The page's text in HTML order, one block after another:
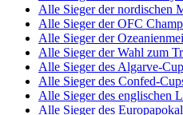
Alle Sieger der nordischen
Alle Sieger der OFC
Alle Sieger der
Alle Sieger der Wahl zum
Alle Sieger des Algarve-
Alle Sieger des Confed-
Alle Sieger des englischen
Alle Sieger des